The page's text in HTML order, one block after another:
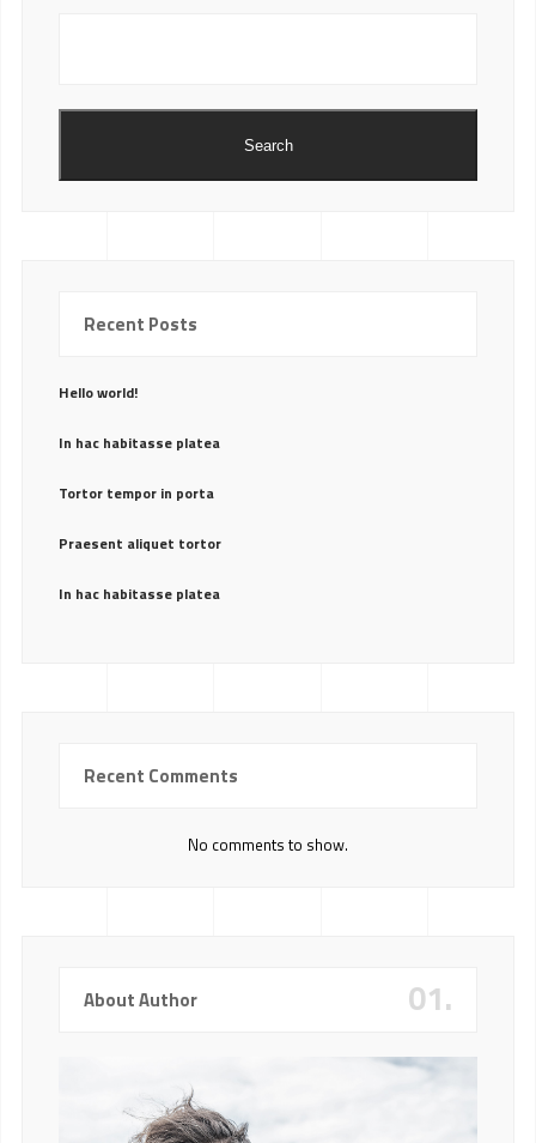
Search
Recent Posts
Hello world!
In hac habitasse platea
Tortor tempor in porta
Praesent aliquet tortor
In hac habitasse platea
Recent Comments
No comments to show.
About Author 01.